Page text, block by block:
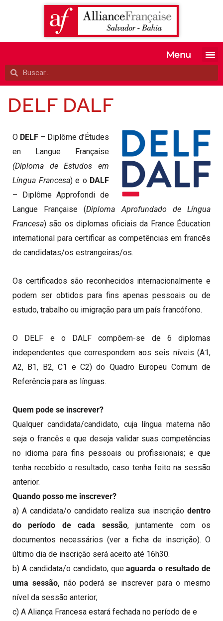
Menu
DELF DALF
O DELF – Diplôme d’Études
en Langue Française
(Diploma de Estudos em
Língua Francesa) e o DALF
– Diplôme Approfondi de
Langue Française (Diploma Aprofundado de Língua
Francesa) são os diplomas oficiais da France Éducation
international para certificar as competências em francês
de candidatas/os estrangeiras/os.
Os certificados são reconhecidos internacionalmente e
podem ser obtidos para fins apenas pessoais ou de
estudo, trabalho ou imigração para um país francófono.
O DELF e o DALF compõem-se de 6 diplomas
independentes que correspondem aos seis níveis (A1,
A2, B1, B2, C1 e C2) do Quadro Europeu Comum de
Referência para as línguas.
Quem pode se inscrever?
Qualquer candidata/candidato, cuja língua materna não
seja o francês e que deseja validar suas competências
no idioma para fins pessoais ou profissionais; e que
tenha recebido o resultado, caso tenha feito na sessão
anterior.
Quando posso me inscrever?
a) A candidata/o candidato realiza sua inscrição dentro
do período de cada sessão, juntamente com os
documentos necessários (ver a ficha de inscrição). O
último dia de inscrição será aceito até 16h30.
b) A candidata/o candidato, queaguarda o resultado de
uma sessão, não poderá se inscrever para o mesmo
nível da sessão anterior;
c) A Aliança Francesa estará fechada no período de e